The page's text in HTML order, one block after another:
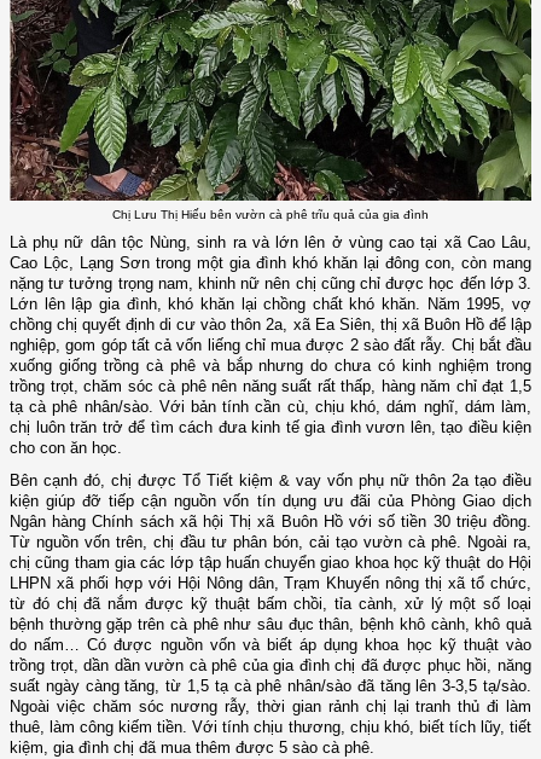
Chị Lưu Thị Hiếu bên vườn cà phê trĩu quả của gia đình
Là phụ nữ dân tộc Nùng, sinh ra và lớn lên ở vùng cao tại xã Cao Lâu,
Cao Lộc, Lạng Sơn trong một gia đình khó khăn lại đông con, còn mang
nặng tư tưởng trọng nam, khinh nữ nên chị cũng chỉ được học đến lớp 3.
Lớn lên lập gia đình, khó khăn lại chồng chất khó khăn. Năm 1995, vợ
chồng chị quyết định di cư vào thôn 2a, xã Ea Siên, thị xã Buôn Hồ để lập
nghiệp, gom góp tất cả vốn liếng chỉ mua được 2 sào đất rẫy. Chị bắt đầu
xuống giống trồng cà phê và bắp nhưng do chưa có kinh nghiệm trong
trồng trọt, chăm sóc cà phê nên năng suất rất thấp, hàng năm chỉ đạt 1,5
tạ cà phê nhân/sào. Với bản tính cần cù, chịu khó, dám nghĩ, dám làm,
chị luôn trăn trở để tìm cách đưa kinh tế gia đình vươn lên, tạo điều kiện
cho con ăn học.
Bên cạnh đó, chị được Tổ Tiết kiệm & vay vốn phụ nữ thôn 2a tạo điều
kiện giúpđỡ tiếp cận nguồn vốn tín dụng ưu đãi của Phòng Giao dịch
Ngân hàngChính sách xã hội Thị xã Buôn Hồ với số tiền 30triệuđồng.
Từ nguồn vốn trên, chị đầu tư phân bón, cải tạo vườn cà phê. Ngoài ra,
chịcũng tham gia các lớp tập huấn chuyển giao khoa học kỹ thuật do Hội
LHPN xã phối hợp với Hội Nông dân, Trạm Khuyến nông thị xã tổ chức,
từ đó chị đã nắm được kỹ thuật bấm chồi, tỉa cành, xử lý một số loại
bệnh thường gặp trên cà phê như sâu đục thân, bệnh khô cành, khô quả
do nấm… Có được nguồn vốn và biết áp dụng khoa học kỹ thuật vào
trồng trọt, dần dần vườn cà phê của gia đình chị đã được phục hồi, năng
suất ngày càng tăng, từ 1,5 tạ cà phê nhân/sào đã tăng lên 3-3,5 tạ/sào.
Ngoài việc chăm sóc nương rẫy, thời gian rảnh chị lại tranh thủ đi làm
thuê, làm công kiếm tiền. Với tính chịu thương, chịu khó, biết tích lũy, tiết
kiệm, gia đình chị đã mua thêm được 5 sào cà phê.